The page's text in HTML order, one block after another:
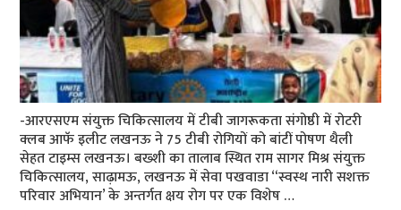
-आरएसएम संयुक्त चिकित्सालय में टीबी जागरूकता संगोष्ठी में रोटरी
क्लब आफॅ इलीट लखनऊ ने 75 टीबी रोगियों को बांटीं पोषण थैली
सेहत टाइम्स लखनऊ। बख्शी का तालाब स्थित राम सागर मिश्र संयुक्त
चिकित्सालय, साढ़ामऊ, लखनऊ में सेवा पखवाडा “स्वस्थ नारी सशक्त
परिवार अभियान’ के अन्तर्गत क्षय रोग पर एक विशेष …